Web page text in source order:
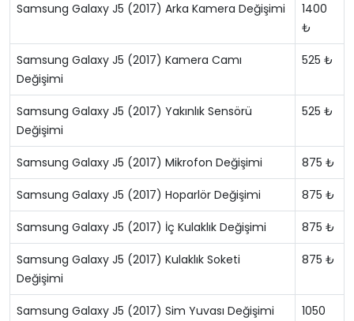
Samsung Galaxy J5 (2017) Arka Kamera Değişimi
1400
₺
Samsung Galaxy J5 (2017) Kamera Camı
Değişimi
525 ₺
Samsung Galaxy J5 (2017) Yakınlık Sensörü
Değişimi
525 ₺
Samsung Galaxy J5 (2017) Mikrofon Değişimi 875 ₺
Samsung Galaxy J5 (2017) Hoparlör Değişimi 875 ₺
Samsung Galaxy J5 (2017) İç Kulaklık Değişimi 875 ₺
Samsung Galaxy J5 (2017) Kulaklık Soketi
Değişimi
875 ₺
Samsung Galaxy J5 (2017) Sim Yuvası Değişimi
1050